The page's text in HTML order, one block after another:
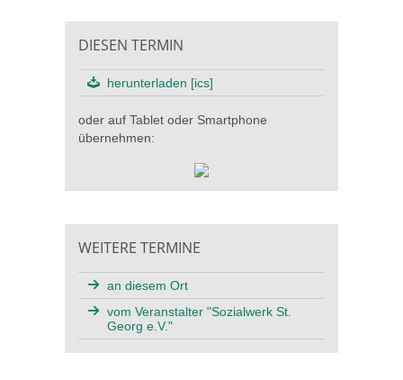
DIESEN TERMIN
herunterladen [ics]
oder auf Tablet oder Smartphone
übernehmen:
WEITERE TERMINE
an diesem Ort
vom Veranstalter "Sozialwerk St.
Georg e.V."